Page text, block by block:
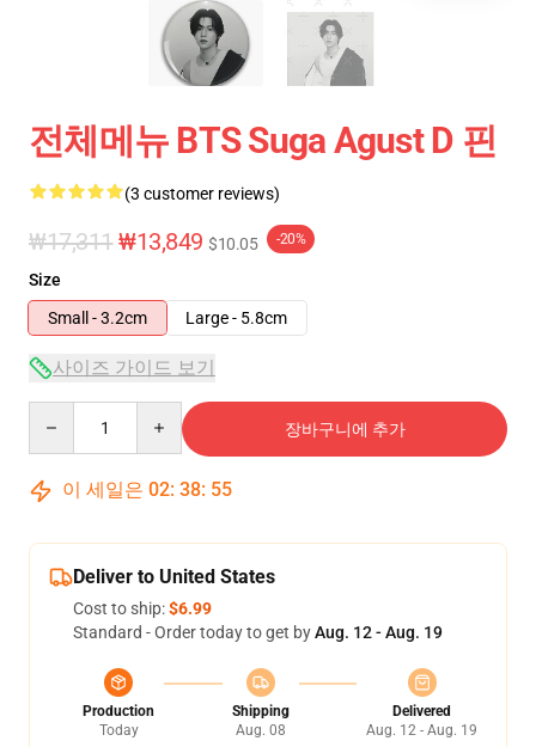
전체메뉴 BTS Suga Agust D 핀
(3 customer reviews)
₩17,311 ₩13,849 $10.05 -20%
Size
Small - 3.2cm
Large - 5.8cm
사이즈 가이드 보기
장바구니에 추가
이 세일은 02: 38: 55
Deliver to United States
Cost to ship:$6.99
Standard - Order today to get byAug. 12 - Aug. 19
Production
Today
Shipping
Aug. 08
Delivered
Aug. 12 - Aug. 19